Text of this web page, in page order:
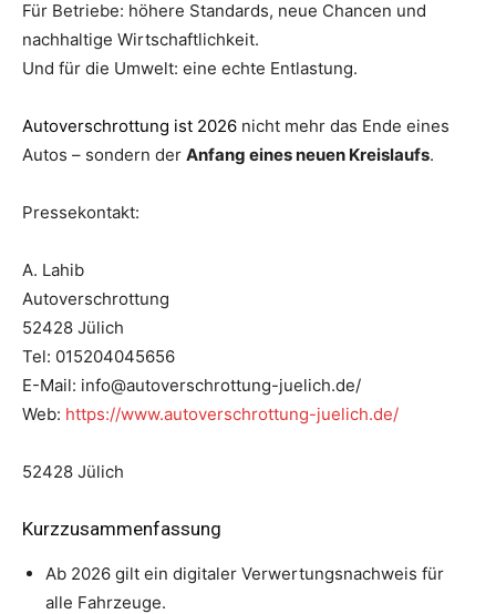
Für Betriebe: höhere Standards, neue Chancen und
nachhaltige Wirtschaftlichkeit.
Und für die Umwelt: eine echte Entlastung.
Autoverschrottung ist 2026 nicht mehr das Ende eines
Autos – sondern der Anfang eines neuen Kreislaufs.
Pressekontakt:
A. Lahib
Autoverschrottung
52428 Jülich
Tel: 015204045656
E-Mail: info@autoverschrottung-juelich.de/
Web: https://www.autoverschrottung-juelich.de/
52428 Jülich
Kurzzusammenfassung
Ab 2026 gilt ein digitaler Verwertungsnachweis für
alle Fahrzeuge.